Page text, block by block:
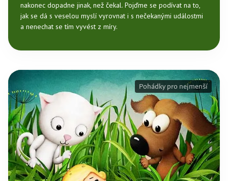
nakonec dopadne jinak, než čekal. Pojďme se podívat na to,
jak se dá s veselou myslí vyrovnat i s nečekanými událostmi
a nenechat se tím vyvést z míry.
Pohádky pro nejmenší